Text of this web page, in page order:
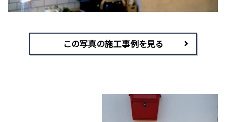
この写真の施工事例を見る